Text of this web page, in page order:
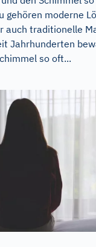
gehören moderne
auch traditionelle
Jahrhunderten
so oft...